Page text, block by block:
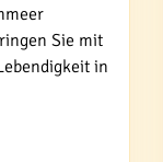
Sie mit
in